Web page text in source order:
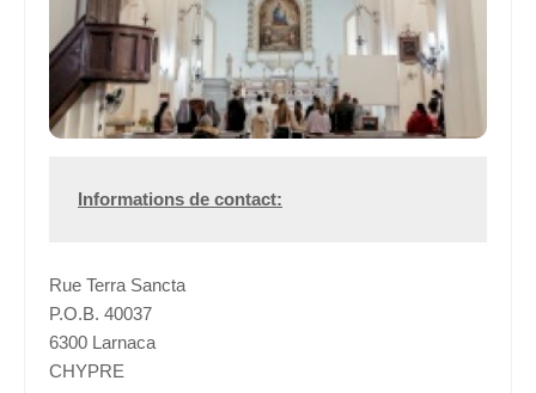
Informations de contact:
Rue Terra Sancta
P.O.B. 40037
6300 Larnaca
CHYPRE